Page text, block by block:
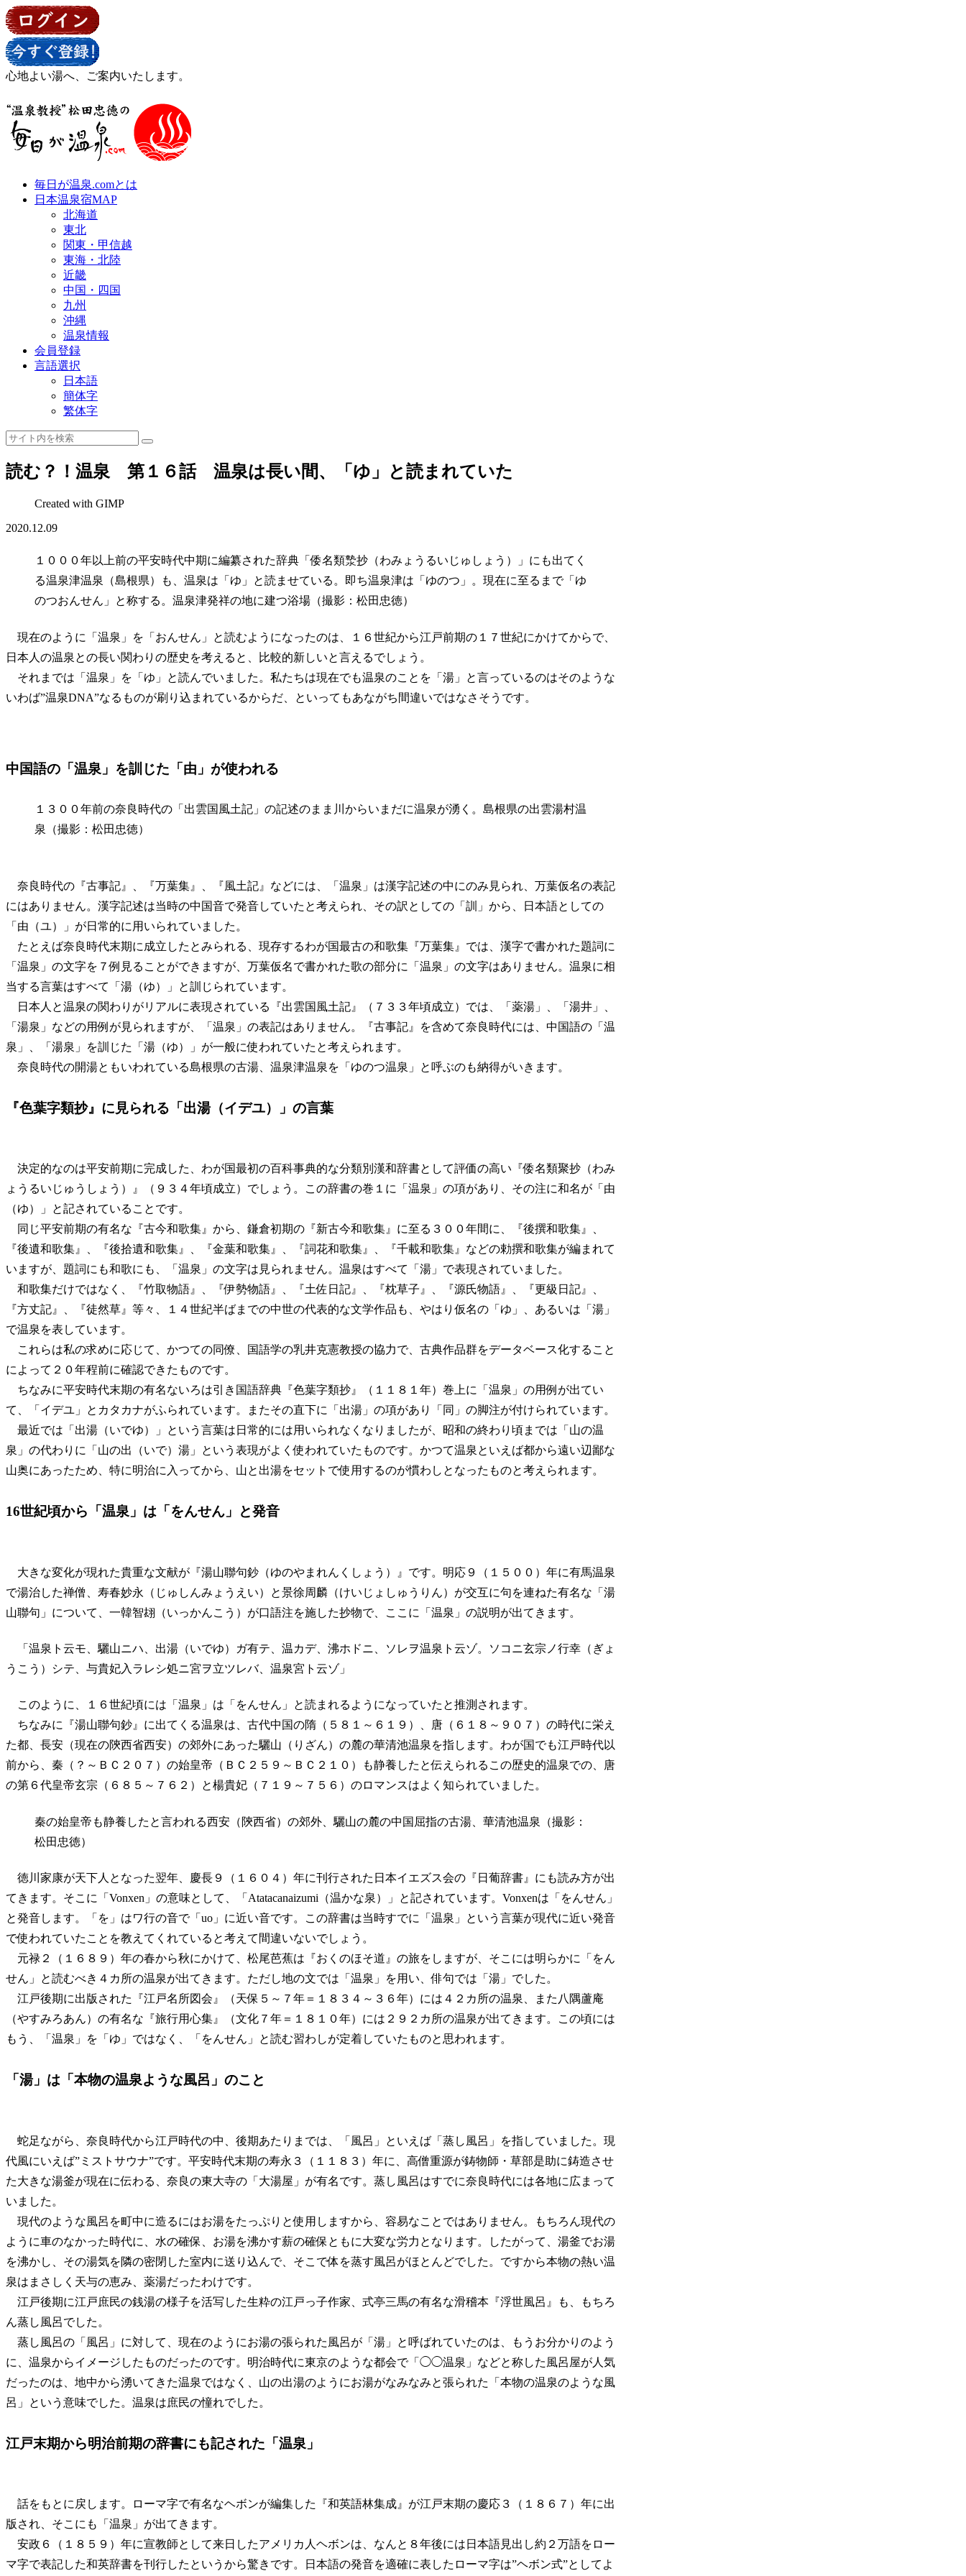
心地よい湯へ、ご案内いたします。
毎日が温泉.comとは
日本温泉宿MAP
北海道
東北
関東・甲信越
東海・北陸
近畿
中国・四国
九州
沖縄
温泉情報
会員登録
言語選択
日本語
簡体字
繁体字
読む？！温泉 第１６話 温泉は長い間、「ゆ」と読まれていた
Created with GIMP
2020.12.09
１０００年以上前の平安時代中期に編纂された辞典「倭名類漐抄（わみょうるいじゅしょう）」にも出てく
る温泉津温泉（島根県）も、温泉は「ゆ」と読ませている。即ち温泉津は「ゆのつ」。現在に至るまで「ゆ
のつおんせん」と称する。温泉津発祥の地に建つ浴場（撮影：松田忠徳）
現在のように「温泉」を「おんせん」と読むようになったのは、１６世紀から江戸前期の１７世紀にかけてからで、
日本人の温泉との長い関わりの歴史を考えると、比較的新しいと言えるでしょう。
それまでは「温泉」を「ゆ」と読んでいました。私たちは現在でも温泉のことを「湯」と言っているのはそのような
いわば”温泉DNA”なるものが刷り込まれているからだ、といってもあながち間違いではなさそうです。
中国語の「温泉」を訓じた「由」が使われる
１３００年前の奈良時代の「出雲国風土記」の記述のまま川からいまだに温泉が湧く。島根県の出雲湯村温
泉（撮影：松田忠徳）
奈良時代の『古事記』、『万葉集』、『風土記』などには、「温泉」は漢字記述の中にのみ見られ、万葉仮名の表記
にはありません。漢字記述は当時の中国音で発音していたと考えられ、その訳としての「訓」から、日本語としての
「由（ユ）」が日常的に用いられていました。
たとえば奈良時代末期に成立したとみられる、現存するわが国最古の和歌集『万葉集』では、漢字で書かれた題詞に
「温泉」の文字を７例見ることができますが、万葉仮名で書かれた歌の部分に「温泉」の文字はありません。温泉に相
当する言葉はすべて「湯（ゆ）」と訓じられています。
日本人と温泉の関わりがリアルに表現されている『出雲国風土記』（７３３年頃成立）では、「薬湯」、「湯井」、
「湯泉」などの用例が見られますが、「温泉」の表記はありません。『古事記』を含めて奈良時代には、中国語の「温
泉」、「湯泉」を訓じた「湯（ゆ）」が一般に使われていたと考えられます。
奈良時代の開湯ともいわれている島根県の古湯、温泉津温泉を「ゆのつ温泉」と呼ぶのも納得がいきます。
『色葉字類抄』に見られる「出湯（イデユ）」の言葉
決定的なのは平安前期に完成した、わが国最初の百科事典的な分類別漢和辞書として評価の高い『倭名類聚抄（わみ
ょうるいじゅうしょう）』（９３４年頃成立）でしょう。この辞書の巻１に「温泉」の項があり、その注に和名が「由
（ゆ）」と記されていることです。
同じ平安前期の有名な『古今和歌集』から、鎌倉初期の『新古今和歌集』に至る３００年間に、『後撰和歌集』、
『後遺和歌集』、『後拾遺和歌集』、『金葉和歌集』、『詞花和歌集』、『千載和歌集』などの勅撰和歌集が編まれて
いますが、題詞にも和歌にも、「温泉」の文字は見られません。温泉はすべて「湯」で表現されていました。
和歌集だけではなく、『竹取物語』、『伊勢物語』、『土佐日記』、『枕草子』、『源氏物語』、『更級日記』、
『方丈記』、『徒然草』等々、１４世紀半ばまでの中世の代表的な文学作品も、やはり仮名の「ゆ」、あるいは「湯」
で温泉を表しています。
これらは私の求めに応じて、かつての同僚、国語学の乳井克憲教授の協力で、古典作品群をデータベース化すること
によって２０年程前に確認できたものです。
ちなみに平安時代末期の有名ないろは引き国語辞典『色葉字類抄』（１１８１年）巻上に「温泉」の用例が出てい
て、「イデユ」とカタカナがふられています。またその直下に「出湯」の項があり「同」の脚注が付けられています。
最近では「出湯（いでゆ）」という言葉は日常的には用いられなくなりましたが、昭和の終わり頃までは「山の温
泉」の代わりに「山の出（いで）湯」という表現がよく使われていたものです。かつて温泉といえば都から遠い辺鄙な
山奥にあったため、特に明治に入ってから、山と出湯をセットで使用するのが慣わしとなったものと考えられます。
16世紀頃から「温泉」は「をんせん」と発音
大きな変化が現れた貴重な文献が『湯山聯句鈔（ゆのやまれんくしょう）』です。明応９（１５００）年に有馬温泉
で湯治した禅僧、寿春妙永（じゅしんみょうえい）と景徐周麟（けいじょしゅうりん）が交互に句を連ねた有名な「湯
山聯句」について、一韓智翃（いっかんこう）が口語注を施した抄物で、ここに「温泉」の説明が出てきます。
「温泉ト云モ、驪山ニハ、出湯（いでゆ）ガ有テ、温カデ、沸ホドニ、ソレヲ温泉ト云ゾ。ソコニ玄宗ノ行幸（ぎょ
うこう）シテ、与貴妃入ラレシ処ニ宮ヲ立ツレバ、温泉宮ト云ゾ」
このように、１６世紀頃には「温泉」は「をんせん」と読まれるようになっていたと推測されます。
ちなみに『湯山聯句鈔』に出てくる温泉は、古代中国の隋（５８１～６１９）、唐（６１８～９０７）の時代に栄え
た都、長安（現在の陝西省西安）の郊外にあった驪山（りざん）の麓の華清池温泉を指します。わが国でも江戸時代以
前から、秦（？～ＢＣ２０７）の始皇帝（ＢＣ２５９～ＢＣ２１０）も静養したと伝えられるこの歴史的温泉での、唐
の第６代皇帝玄宗（６８５～７６２）と楊貴妃（７１９～７５６）のロマンスはよく知られていました。
秦の始皇帝も静養したと言われる西安（陝西省）の郊外、驪山の麓の中国屈指の古湯、華清池温泉（撮影：
松田忠徳）
徳川家康が天下人となった翌年、慶長９（１６０４）年に刊行された日本イエズス会の『日葡辞書』にも読み方が出
てきます。そこに「Vonxen」の意味として、「Atatacanaizumi（温かな泉）」と記されています。Vonxenは「をんせん」
と発音します。「を」はワ行の音で「uo」に近い音です。この辞書は当時すでに「温泉」という言葉が現代に近い発音
で使われていたことを教えてくれていると考えて間違いないでしょう。
元禄２（１６８９）年の春から秋にかけて、松尾芭蕉は『おくのほそ道』の旅をしますが、そこには明らかに「をん
せん」と読むべき４カ所の温泉が出てきます。ただし地の文では「温泉」を用い、俳句では「湯」でした。
江戸後期に出版された『江戸名所図会』（天保５～７年＝１８３４～３６年）には４２カ所の温泉、また八隅蘆庵
（やすみろあん）の有名な『旅行用心集』（文化７年＝１８１０年）には２９２カ所の温泉が出てきます。この頃には
もう、「温泉」を「ゆ」ではなく、「をんせん」と読む習わしが定着していたものと思われます。
「湯」は「本物の温泉ような風呂」のこと
蛇足ながら、奈良時代から江戸時代の中、後期あたりまでは、「風呂」といえば「蒸し風呂」を指していました。現
代風にいえば”ミストサウナ”です。平安時代末期の寿永３（１１８３）年に、高僧重源が鋳物師・草部是助に鋳造させ
た大きな湯釜が現在に伝わる、奈良の東大寺の「大湯屋」が有名です。蒸し風呂はすでに奈良時代には各地に広まって
いました。
現代のような風呂を町中に造るにはお湯をたっぷりと使用しますから、容易なことではありません。もちろん現代の
ように車のなかった時代に、水の確保、お湯を沸かす薪の確保ともに大変な労力となります。したがって、湯釜でお湯
を沸かし、その湯気を隣の密閉した室内に送り込んで、そこで体を蒸す風呂がほとんどでした。ですから本物の熱い温
泉はまさしく天与の恵み、薬湯だったわけです。
江戸後期に江戸庶民の銭湯の様子を活写した生粋の江戸っ子作家、式亭三馬の有名な滑稽本『浮世風呂』も、もちろ
ん蒸し風呂でした。
蒸し風呂の「風呂」に対して、現在のようにお湯の張られた風呂が「湯」と呼ばれていたのは、もうお分かりのよう
に、温泉からイメージしたものだったのです。明治時代に東京のような都会で「◯◯温泉」などと称した風呂屋が人気
だったのは、地中から湧いてきた温泉ではなく、山の出湯のようにお湯がなみなみと張られた「本物の温泉のような風
呂」という意味でした。温泉は庶民の憧れでした。
江戸末期から明治前期の辞書にも記された「温泉」
話をもとに戻します。ローマ字で有名なヘボンが編集した『和英語林集成』が江戸末期の慶応３（１８６７）年に出
版され、そこにも「温泉」が出てきます。
安政６（１８５９）年に宣教師として来日したアメリカ人ヘボンは、なんと８年後には日本語見出し約２万語をロー
マ字で表記した和英辞書を刊行したというから驚きです。日本語の発音を適確に表したローマ字は”ヘボン式”としてよ